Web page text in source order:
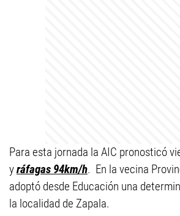
Para esta jornada la AIC pronosticó
yráfagas 94km/h. En la vecina
adoptó desde Educación una
la localidad de Zapala.